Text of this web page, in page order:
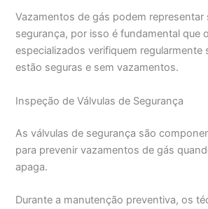
Vazamentos de gás podem representar
segurança, por isso é fundamental que
especializados verifiquem regularmente
estão seguras e sem vazamentos.
Inspeção de Válvulas de Segurança
As válvulas de segurança são
para prevenir vazamentos de gás
apaga.
Durante a manutenção preventiva, os